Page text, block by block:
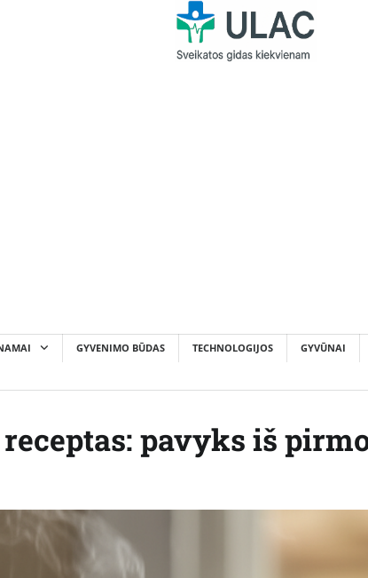
GYVENIMO BŪDAS TECHNOLOGIJOS GYVŪNAI
pavyks iš